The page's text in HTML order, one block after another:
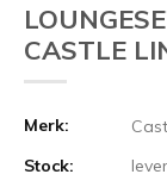
CASTLE
Merk:
Stock: